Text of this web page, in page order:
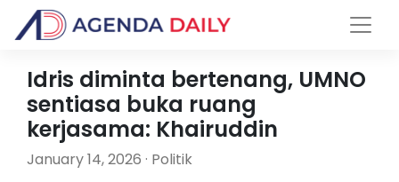
Idris diminta bertenang, UMNO
sentiasa buka ruang
kerjasama: Khairuddin
January 14, 2026 · Politik